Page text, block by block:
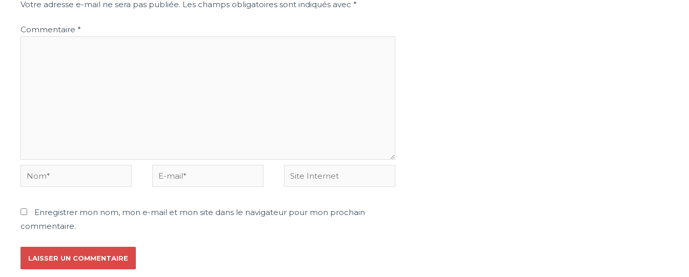
Votre adresse e-mail ne sera pas publiée. Les champs obligatoires sont indiqués avec *
Commentaire *
Enregistrer mon nom, mon e-mail et mon site dans le navigateur pour mon prochain
commentaire.